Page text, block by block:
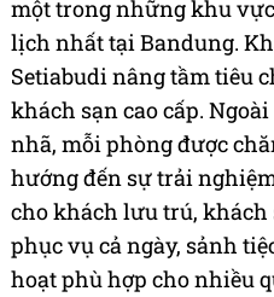
một trong những khu
lịch nhất tại Bandung.
Setiabudi nâng tầm tiêu
khách sạn cao cấp.
nhã, mỗi phòng được
hướng đến sự trải
cho khách lưu trú, khách
phục vụ cả ngày, sảnh
hoạt phù hợp cho nhiều